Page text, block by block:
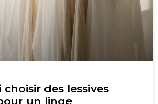
des lessives
un linge